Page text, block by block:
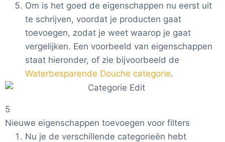
Om is het goed de eigenschappen nu eerst uit
te schrijven, voordat je producten gaat
toevoegen, zodat je weet waarop je gaat
vergelijken. Een voorbeeld van eigenschappen
staat hieronder, of zie bijvoorbeeld de
Waterbesparende Douche categorie.
5
Nieuwe eigenschappen toevoegen voor filters
Nu je de verschillende categorieën hebt